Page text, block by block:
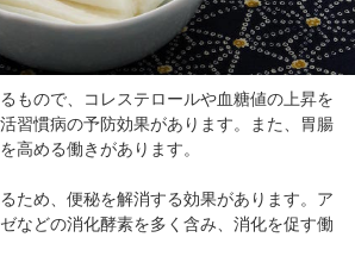
もので、コレステロールや血糖値の上昇を
習慣病の予防効果があります。また、胃腸
高める働きがあります。
ため、便秘を解消する効果があります。ア
などの消化酵素を多く含み、消化を促す働